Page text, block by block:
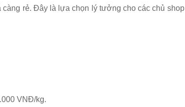
rẻ. Đây là lựa chọn lý tưởng cho các chủ shop
VNĐ/kg.